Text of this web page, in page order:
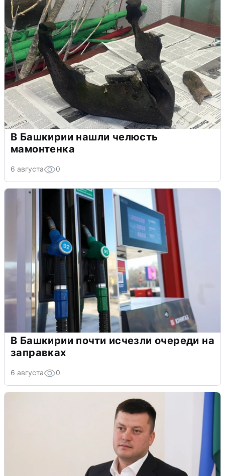
В Башкирии нашли челюсть
мамонтенка
6 августа 0
В Башкирии почти исчезли очереди на
заправках
6 августа 0